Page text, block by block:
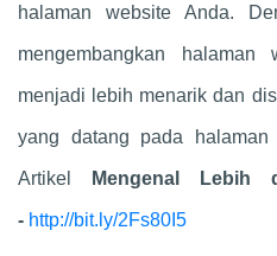
halaman website Anda.
mengembangkan
menjadi lebih menarik dan
yang datang pada
Artikel Mengenal Lebih
- http://bit.ly/2Fs80I5